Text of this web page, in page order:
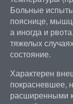
Больные
пояснице,
а иногда и
тяжелых
состояние.
Характерен
покрасневшее,
расширенными